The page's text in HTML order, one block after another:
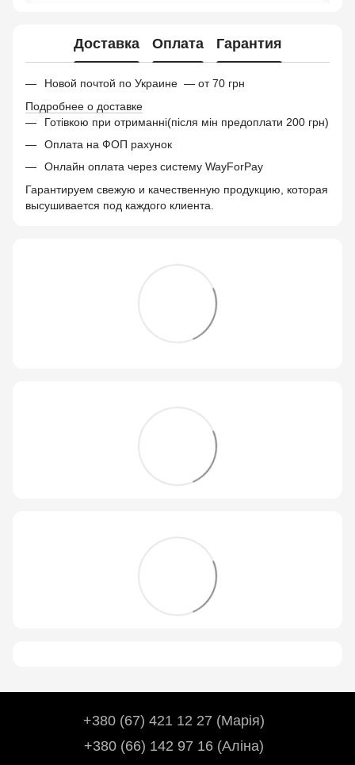
Доставка Оплата Гарантия
Новой почтой по Украине — от 70 грн
Подробнее о доставке
Готівкою при отриманні(після мін предоплати 200 грн)
Оплата на ФОП рахунок
Онлайн оплата через систему WayForPay
Гарантируем свежую и качественную продукцию, которая
высушивается под каждого клиента.
+380 (67) 421 12 27 (Марія)
+380 (66) 142 97 16 (Аліна)